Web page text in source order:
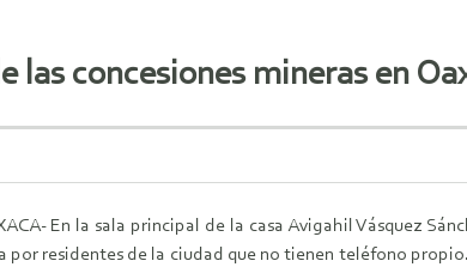
las concesiones mineras en
En la sala principal de la casa Avigahil Vásquez
residentes de la ciudad que no tienen teléfono